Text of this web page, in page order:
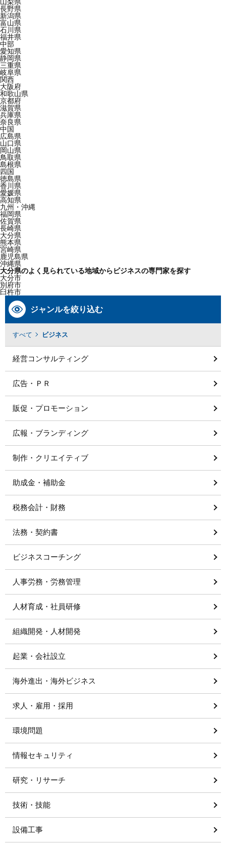
長野県
新潟県
富山県
石川県
福井県
中部
愛知県
静岡県
三重県
岐阜県
関西
大阪府
和歌山県
京都府
滋賀県
兵庫県
奈良県
中国
広島県
山口県
岡山県
鳥取県
島根県
四国
徳島県
香川県
愛媛県
高知県
九州・沖縄
福岡県
佐賀県
長崎県
大分県
熊本県
宮崎県
鹿児島県
沖縄県
大分県のよく見られている地域からビジネスの専門家を探す
大分市
別府市
臼杵市
ジャンルを絞り込む
すべて ビジネス
経営コンサルティング
広告・ＰＲ
販促・プロモーション
広報・ブランディング
制作・クリエイティブ
助成金・補助金
税務会計・財務
法務・契約書
ビジネスコーチング
人事労務・労務管理
人材育成・社員研修
組織開発・人材開発
起業・会社設立
海外進出・海外ビジネス
求人・雇用・採用
環境問題
情報セキュリティ
研究・リサーチ
技術・技能
設備工事